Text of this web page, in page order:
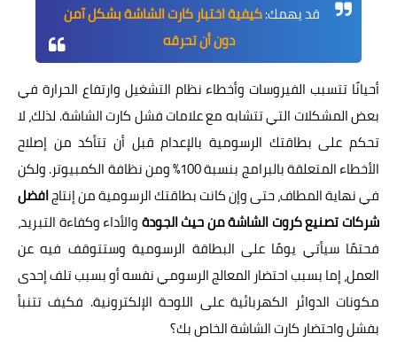
قد يهمك:كيفية اختبار كارت الشاشة بشكل آمن
دون أن تحرقه
أحيانًا تتسبب الفيروسات وأخطاء نظام التشغيل وارتفاع الحرارة في
بعض المشكلات التي تتشابه مع علامات فشل كارت الشاشة. لذلك، لا
تحكم على بطاقتك الرسومية بالإعدام قبل أن تتأكد من إصلاح
الأخطاء المتعلقة بالبرامج بنسبة 100% ومن نظافة الكمبيوتر. ولكن
في نهاية المطاف، حتى وإن كانت بطاقتك الرسومية من إنتاجافضل
شركات تصنيع كروت الشاشة من حيث الجودةوالأداء وكفاءة التبريد،
فحتمًا سيأتي يومًا على البطاقة الرسومية وستتوقف فيه عن
العمل، إما بسبب احتضار المعالج الرسومي نفسه أو بسبب تلف إحدى
مكونات الدوائر الكهربائية على اللوحة الإلكترونية. فكيف تتنبأ
بفشل واحتضار كارت الشاشة الخاص بك؟